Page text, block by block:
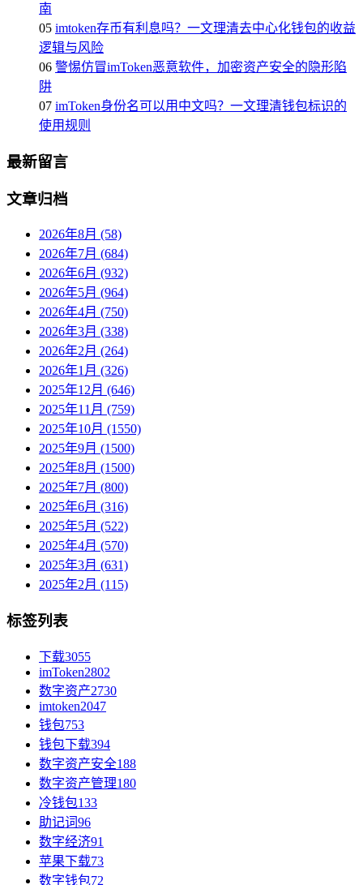
南
05 imtoken存币有利息吗？一文理清去中心化钱包的收益
逻辑与风险
06 警惕仿冒imToken恶意软件，加密资产安全的隐形陷
阱
07 imToken身份名可以用中文吗？一文理清钱包标识的
使用规则
最新留言
文章归档
2026年8月 (58)
2026年7月 (684)
2026年6月 (932)
2026年5月 (964)
2026年4月 (750)
2026年3月 (338)
2026年2月 (264)
2026年1月 (326)
2025年12月 (646)
2025年11月 (759)
2025年10月 (1550)
2025年9月 (1500)
2025年8月 (1500)
2025年7月 (800)
2025年6月 (316)
2025年5月 (522)
2025年4月 (570)
2025年3月 (631)
2025年2月 (115)
标签列表
下载3055
imToken2802
数字资产2730
imtoken2047
钱包753
钱包下载394
数字资产安全188
数字资产管理180
冷钱包133
助记词96
数字经济91
苹果下载73
数字钱包72